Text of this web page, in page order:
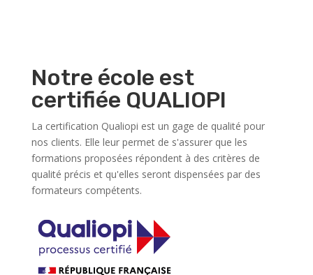
Notre école est
certifiée QUALIOPI
La certification Qualiopi est un gage de qualité pour
nos clients. Elle leur permet de s'assurer que les
formations proposées répondent à des critères de
qualité précis et qu'elles seront dispensées par des
formateurs compétents.